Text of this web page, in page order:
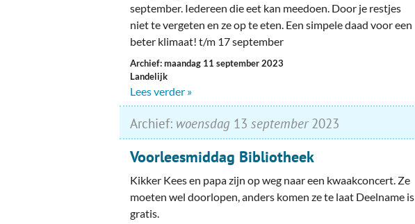
Politieke Partijen
september. Iedereen die eet kan meedoen. Door je restjes
niet te vergeten en ze op te eten. Een simpele daad voor een
beter klimaat! t/m 17 september
Archief: maandag 11 september 2023
Landelijk
Lees verder »
Archief: woensdag 13 september2023
Voorleesmiddag Bibliotheek
Kikker Kees en papa zijn op weg naar een kwaakconcert. Ze
moeten wel doorlopen, anders komen ze te laat Deelname is
gratis.